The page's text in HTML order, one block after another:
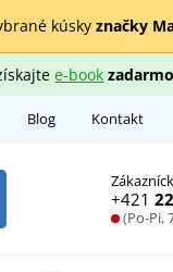
kúsky značky
e-book zadarmo
Blog Kontakt
+421
(Po-Pi,